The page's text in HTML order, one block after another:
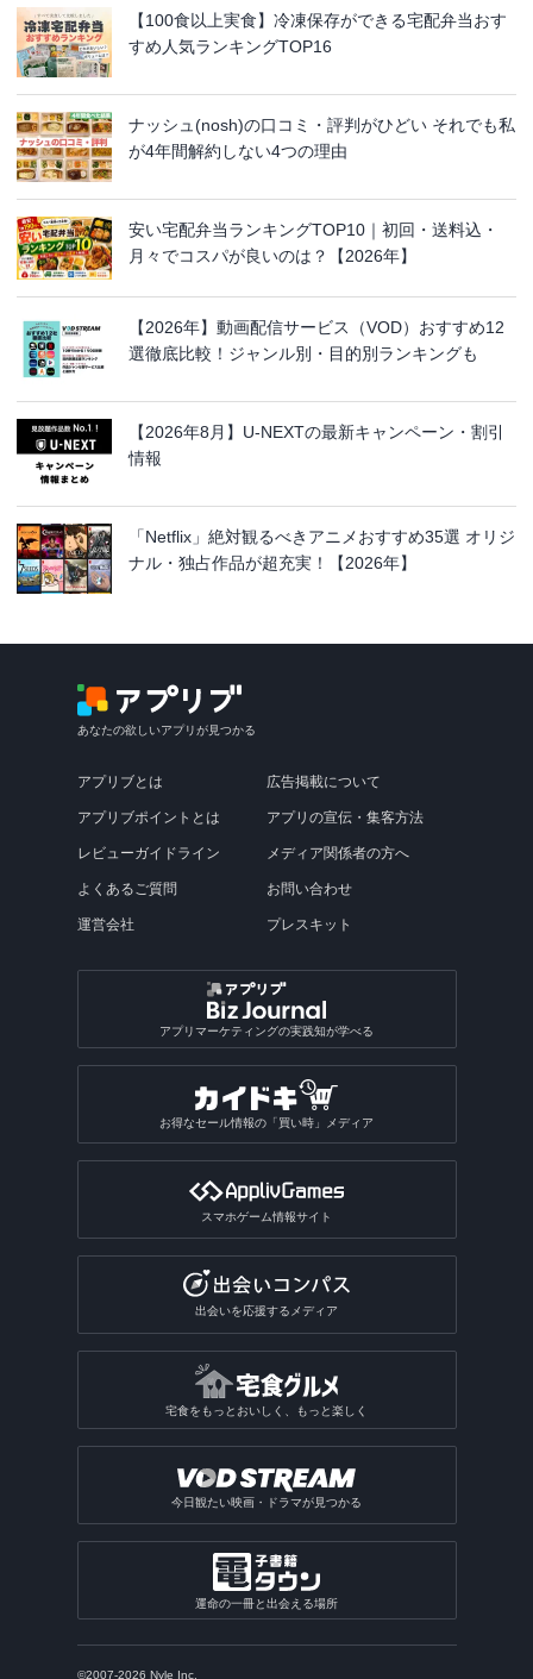
【100食以上実食】冷凍保存ができる宅配弁当おす
すめ人気ランキングTOP16
ナッシュ(nosh)の口コミ・評判がひどい それでも私
が4年間解約しない4つの理由
安い宅配弁当ランキングTOP10｜初回・送料込・
月々でコスパが良いのは？【2026年】
【2026年】動画配信サービス（VOD）おすすめ12
選徹底比較！ジャンル別・目的別ランキングも
【2026年8月】U-NEXTの最新キャンペーン・割引
情報
「Netflix」絶対観るべきアニメおすすめ35選 オリジ
ナル・独占作品が超充実！【2026年】
あなたの欲しいアプリが見つかる
アプリブとは
アプリブポイントとは
レビューガイドライン
よくあるご質問
運営会社
広告掲載について
アプリの宣伝・集客方法
メディア関係者の方へ
お問い合わせ
プレスキット
アプリマーケティングの実践知が学べる
お得なセール情報の「買い時」メディア
スマホゲーム情報サイト
出会いを応援するメディア
宅食をもっとおいしく、もっと楽しく
今日観たい映画・ドラマが見つかる
運命の一冊と出会える場所
©2007-2026 Nyle Inc.